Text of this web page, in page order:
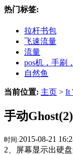
热门标签:
拉杆书包
飞速流量
流量
pos机，手刷
自然鱼
当前位置: 主页 > It
手动Ghost(2)
时间:2015-08-21
2、屏幕显示出硬